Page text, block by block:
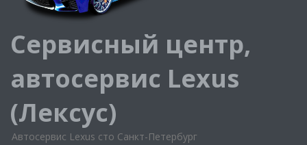
Сервисный центр,
автосервис Lexus
(Лексус)
Автосервис Lexus сто Санкт-Петербург